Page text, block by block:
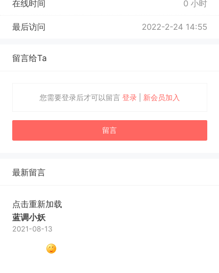
在线时间 0 小时
最后访问 2022-2-24 14:55
留言给Ta
您需要登录后才可以留言 登录| 新会员加入
留言
最新留言
点击重新加载
蓝调小妖
2021-08-13